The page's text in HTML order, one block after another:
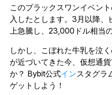
このブラックスワンイベン
入したとします。3月以降
上急騰し、23,000ドル相当
しかし、こぼれた牛乳を泣
が近づいてきた今、仮想通
か？ Bybit公式インスタグラ
ゲットしよう！